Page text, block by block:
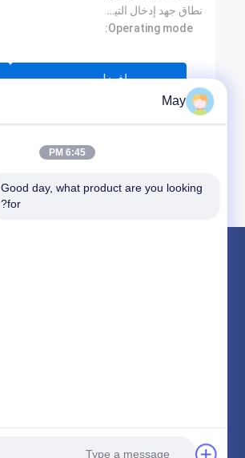
نطاق جهد إدخال التيار المستمر:
Operating mode:
افضل سعر
May
6:45 PM
Good day, what product are you looking
for?